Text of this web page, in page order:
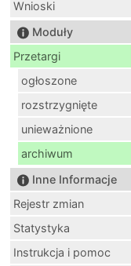
Wnioski
Moduły
Przetargi
ogłoszone
rozstrzygnięte
unieważnione
archiwum
Inne Informacje
Rejestr zmian
Statystyka
Instrukcja i pomoc